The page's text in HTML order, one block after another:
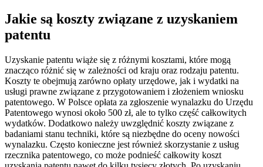
Jakie są koszty związane z uzyskaniem
patentu
Uzyskanie patentu wiąże się z różnymi kosztami, które mogą
znacząco różnić się w zależności od kraju oraz rodzaju patentu.
Koszty te obejmują zarówno opłaty urzędowe, jak i wydatki na
usługi prawne związane z przygotowaniem i złożeniem wniosku
patentowego. W Polsce opłata za zgłoszenie wynalazku do Urzędu
Patentowego wynosi około 500 zł, ale to tylko część całkowitych
wydatków. Dodatkowo należy uwzględnić koszty związane z
badaniami stanu techniki, które są niezbędne do oceny nowości
wynalazku. Często konieczne jest również skorzystanie z usług
rzecznika patentowego, co może podnieść całkowity koszt